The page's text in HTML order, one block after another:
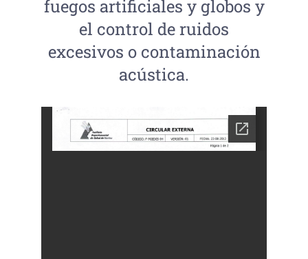
fuegos artificiales y globos y
el control de ruidos
excesivos o contaminación
acústica.